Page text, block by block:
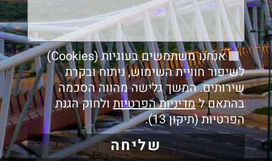
אנחנו משתמשים בעוגיות (Cookies)
לשיפור חוויית השימוש, ניתוח ובקרת
שירותים. המשך גלישה מהווה הסכמה
בהתאם למדיניות הפרטיותולחוק הגנת
הפרטיות (תיקון 13).
שליחה